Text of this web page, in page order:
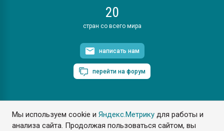
Мы используем cookie иЯндекс.Метрику для работы и
анализа сайта. Продолжая пользоваться сайтом, вы
20
стран со всего мира
написать нам
перейти на форум
ПластЭксперт © 2006. Все права защищены
Разрешается копирование материалов сайта с обязательной